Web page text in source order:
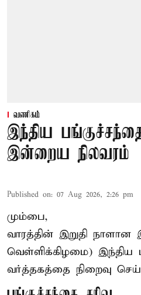
வணிகம்
இந்திய பங்குச்சந்தை
இன்றைய நிலவரம்
Published on: 07 Aug 2026, 2:26 pm
மும்பை,
வாரத்தின் இறுதி நாளான
வெள்ளிக்கிழமை) இந்திய
வர்த்தகத்தை நிறைவு